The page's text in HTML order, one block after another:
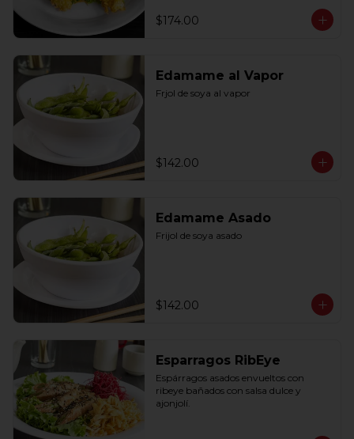
$174.00
Edamame al Vapor
Frjol de soya al vapor
$142.00
Edamame Asado
Frijol de soya asado
$142.00
Esparragos RibEye
Espárragos asados envueltos con
ribeye bañados con salsa dulce y
ajonjolí.